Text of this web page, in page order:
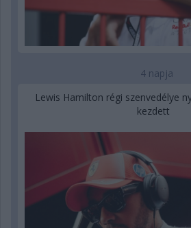
4 napja
Lewis Hamilton régi szenvedélye
kezdett